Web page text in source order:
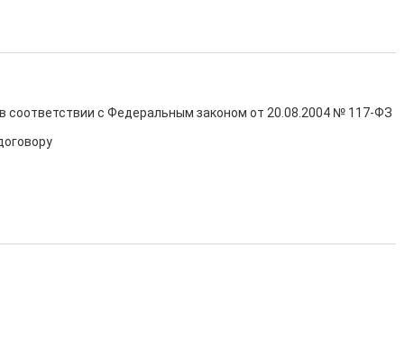
с Федеральным законом от 20.08.2004 № 117-ФЗ